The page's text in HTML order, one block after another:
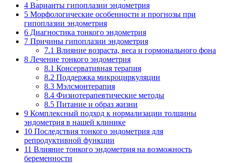
4 Варианты гипоплазии эндометрия
5 Морфологические особенности и прогнозы при
гипоплазии эндометрия
6 Диагностика тонкого эндометрия
7 Причины гипоплазии эндометрия
7.1 Влияние возраста, веса и гормонального фона
8 Лечение тонкого эндометрия
8.1 Консервативная терапия
8.2 Поддержка микроциркуляции
8.3 Мэлсмонтерапия
8.4 Физиотерапевтические методы
8.5 Питание и образ жизни
9 Комплексный подход к нормализации толщины
эндометрия в нашей клинике
10 Последствия тонкого эндометрия для
репродуктивной функции
11 Влияние тонкого эндометрия на возможность
беременности